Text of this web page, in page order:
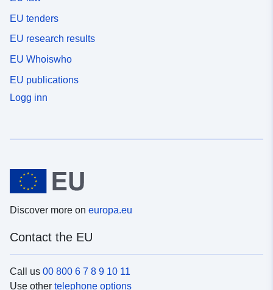
EU tenders
EU research results
EU Whoiswho
EU publications
Logg inn
Discover more on europa.eu
Contact the EU
Call us 00 800 6 7 8 9 10 11
Use other telephone options